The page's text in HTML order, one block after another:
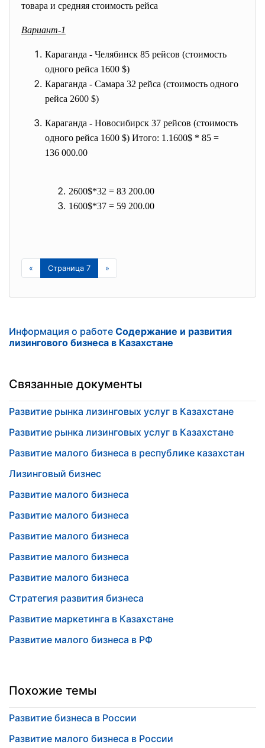
товара и средняя стоимость рейса
Вариант-1
Караганда - Челябинск 85 рейсов (стоимость
одного рейса 1600 $)
Караганда - Самара 32 рейса (стоимость одного
рейса 2600 $)
Караганда - Новосибирск 37 рейсов (стоимость
одного рейса 1600 $) Итого: 1.1600$ * 85 =
136 000.00
2600$*32 = 83 200.00
1600$*37 = 59 200.00
« Страница 7 »
Информация о работе Содержание и развития
лизингового бизнеса в Казахстане
Связанные документы
Развитие рынка лизинговых услуг в Казахстане
Развитие рынка лизинговых услуг в Казахстане
Развитие малого бизнеса в республике казахстан
Лизинговый бизнес
Развитие малого бизнеса
Развитие малого бизнеса
Развитие малого бизнеса
Развитие малого бизнеса
Развитие малого бизнеса
Стратегия развития бизнеса
Развитие маркетинга в Казахстане
Развитие малого бизнеса в РФ
Похожие темы
Развитие бизнеса в России
Развитие малого бизнеса в России